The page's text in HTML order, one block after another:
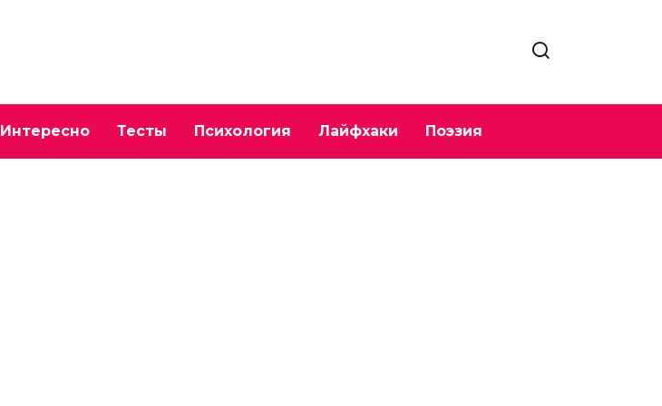
Интересно Тесты Психология Лайфхаки Поэзия